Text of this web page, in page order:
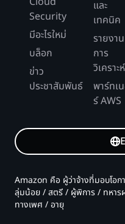
Security
มีอะไรใหม่
บล็อก
ข่าว
ประชาสัมพันธ์
และ
เทคนิค
รายงาน
การ
วิเคราะห์
พาร์ทเ
ร์ AWS
Amazon คือ ผู้ว่าจ้างที่มอบโอก
ลุ่มน้อย / สตรี / ผู้พิการ / ทหา
ทางเพศ / อายุ